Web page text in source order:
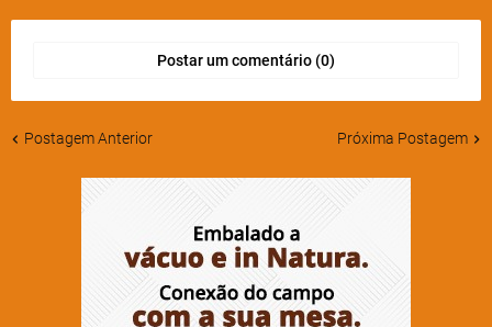
Postar um comentário (0)
Postagem Anterior Próxima Postagem